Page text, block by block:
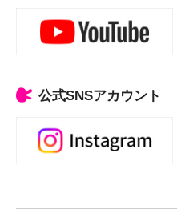
公式SNSアカウント